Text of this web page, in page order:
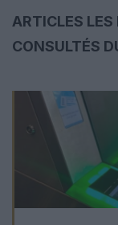
ARTICLES LES
CONSULTÉS